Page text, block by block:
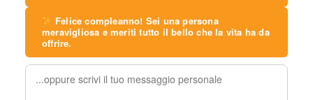
Felice compleanno! Sei una persona
meravigliosa e meriti tutto il bello che la vita ha da
offrire.